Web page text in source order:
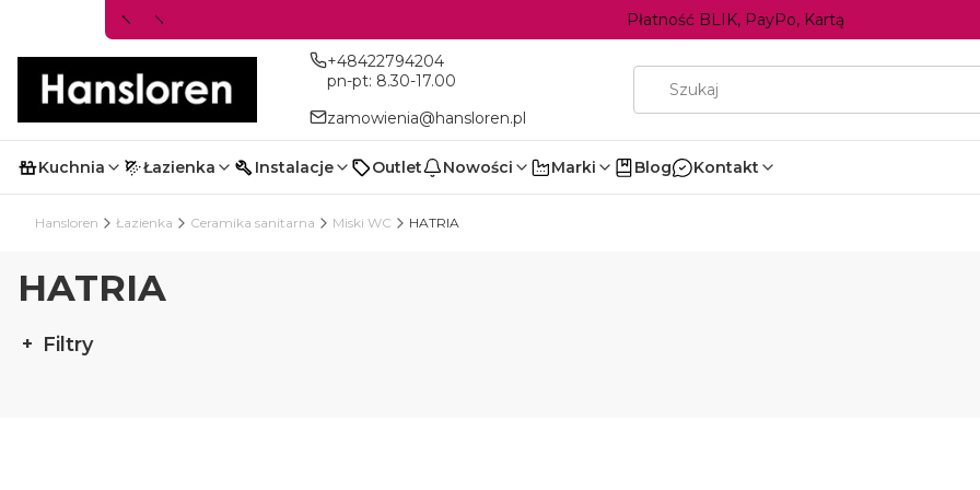
Płatność BLIK, PayPo, Kartą
+48422794204
pn-pt: 8.30-17.00
zamowienia@hansloren.pl
Kuchnia Łazienka Instalacje Outlet Nowości Marki Blog Kontakt
Hansloren Łazienka Ceramika sanitarna Miski WC HATRIA
HATRIA
Filtry